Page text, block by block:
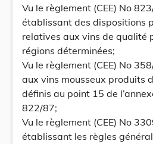
Vu le règlement (CEE) No
établissant des dispositions
relatives aux vins de qualité
régions déterminées;
Vu le règlement (CEE) No
aux vins mousseux produits
définis au point 15 de
822/87;
Vu le règlement (CEE) No
établissant les règles